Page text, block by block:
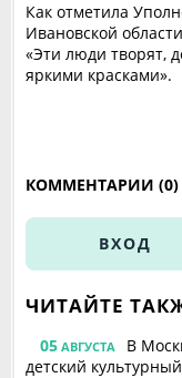
Как отметила
Ивановской
«Эти люди творят,
яркими красками».
КОММЕНТАРИИ (0)
ВХОД
ЧИТАЙТЕ
05 АВГУСТА
В
детский